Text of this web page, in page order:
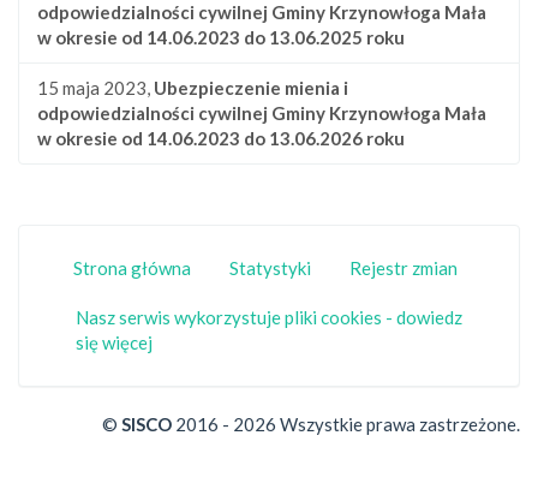
odpowiedzialności cywilnej Gminy Krzynowłoga Mała
w okresie od 14.06.2023 do 13.06.2025 roku
15 maja 2023, Ubezpieczenie mienia i
odpowiedzialności cywilnej Gminy Krzynowłoga Mała
w okresie od 14.06.2023 do 13.06.2026 roku
Strona główna Statystyki Rejestr zmian
Nasz serwis wykorzystuje pliki cookies - dowiedz
się więcej
© SISCO 2016 - 2026 Wszystkie prawa zastrzeżone.